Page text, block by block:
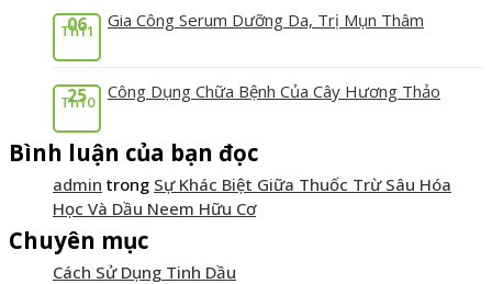
06
Th11 Gia Công Serum Dưỡng Da, Trị Mụn Thâm
25
Th10 Công Dụng Chữa Bệnh Của Cây Hương Thảo
Bình luận của bạn đọc
admin trong Sự Khác Biệt Giữa Thuốc Trừ Sâu Hóa
Học Và Dầu Neem Hữu Cơ
Chuyên mục
Cách Sử Dụng Tinh Dầu